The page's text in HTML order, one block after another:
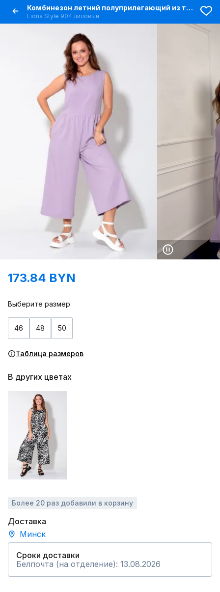
Комбинезон летний полуприлегающий из текстиля с карманами
Liona Style 904 лиловый
173.84 BYN
Выберите размер
46 48 50
Таблица размеров
В других цветах
Более 20 раз добавили в корзину
Доставка
Минск
Сроки доставки
Белпочта (на отделение): 13.08.2026